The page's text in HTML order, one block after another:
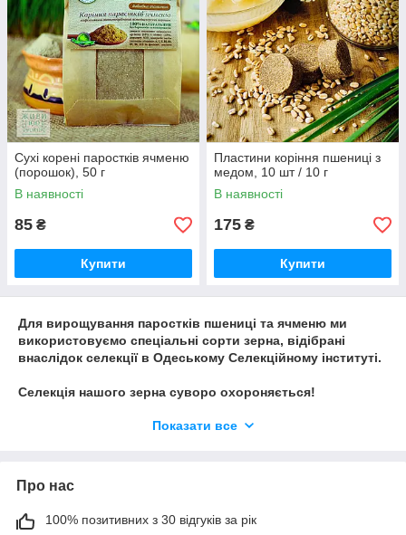
Сухі корені паростків ячменю
(порошок), 50 г
В наявності
85 ₴
Купити
Пластини коріння пшениці з
медом, 10 шт / 10 г
В наявності
175 ₴
Купити
Для вирощування паростків пшениці та ячменю ми
використовуємо спеціальні сорти зерна, відібрані
внаслідок селекції в Одеському Селекційному інституті.
Селекція нашого зерна суворо охороняється!
спеціально створених умовах!
Показати все
Про нас
100% позитивних з 30 відгуків за рік